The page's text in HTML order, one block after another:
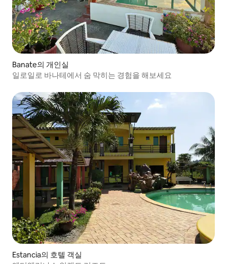
Banate의 개인실
일로일로 바나테에서 숨 막히는 경험을 해보세요
Estancia의 호텔 객실